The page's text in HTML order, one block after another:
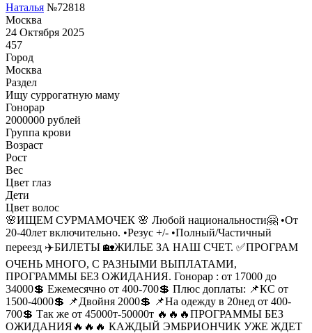
Наталья №72818
Москва
24 Октября 2025
457
Город
Москва
Раздел
Ищу суррогатную маму
Гонoрар
2000000 рублей
Группа крови
Возраст
Рост
Вес
Цвет глаз
Дети
Цвет волос
🌸ИЩЕМ СУРМАМОЧЕК 🌸 Любой национальности🤗 •От
20-40лет включительно. •Резус +/- •Полный/Частичный
переезд ✈️БИЛЕТЫ 🏡ЖИЛЬЕ ЗА НАШ СЧЕТ. ✅ПРОГРАМ
ОЧЕНЬ МНОГО, С РАЗНЫМИ ВЫПЛАТАМИ,
ПРОГРАММЫ БЕЗ ОЖИДАНИЯ. Гонорар : от 17000 до
34000💲 Ежемесячно от 400-700💲 Плюс доплаты: 📌КС от
1500-4000💲 📌Двойня 2000💲 📌На одежду в 20нед от 400-
700💲 Так же от 45000т-50000т 🔥🔥🔥ПРОГРАММЫ БЕЗ
ОЖИДАНИЯ🔥🔥🔥 КАЖДЫЙ ЭМБРИОНЧИК УЖЕ ЖДЕТ